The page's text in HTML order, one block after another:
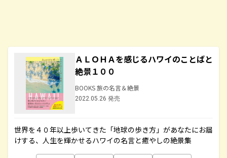
ＡＬＯＨＡを感じるハワイのことばと
絶景１００
BOOKS 旅の名言＆絶景
2022.05.26 発売
世界を４０年以上歩いてきた「地球の歩き方」があなたにお届
けする、人生を輝かせるハワイの名言と癒やしの絶景集